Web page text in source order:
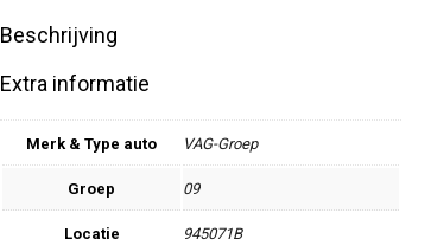
Beschrijving
Extra informatie
Merk & Type auto VAG-Groep
Groep 09
Locatie 945071B